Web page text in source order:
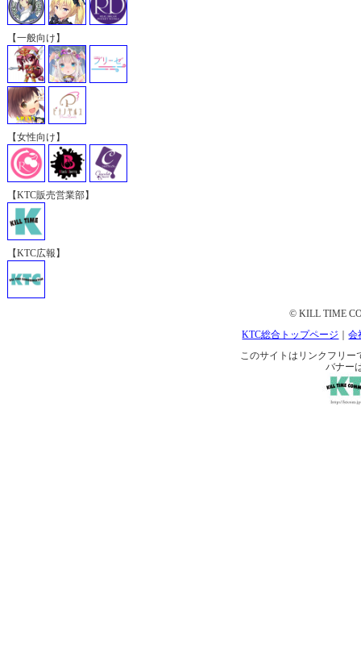
【一般向け】
【女性向け】
【KTC販売営業部】
【KTC広報】
© KILL TIME
KTC総合トップページ
｜会
このサイトはリンクフリー
バナー